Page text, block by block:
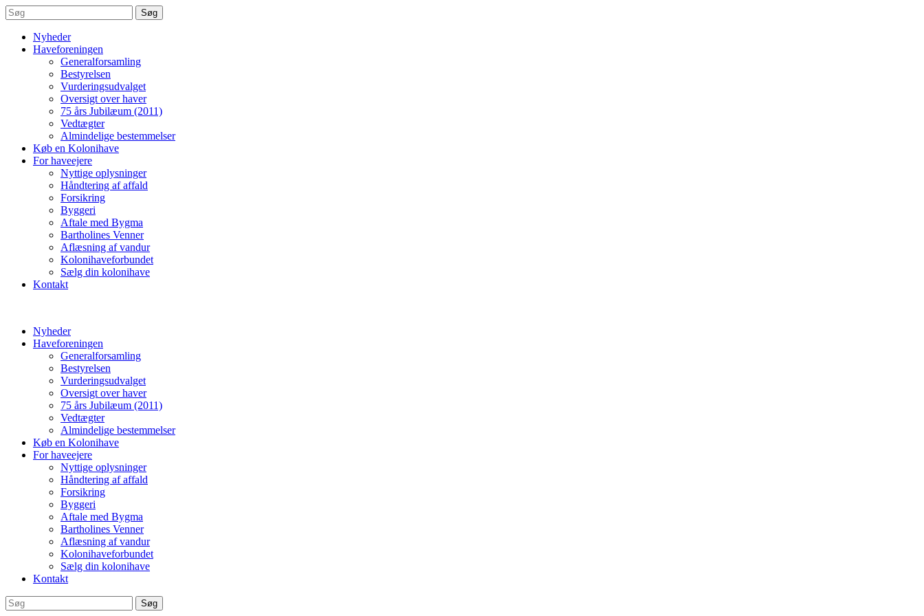
Søg
Nyheder
Haveforeningen
Generalforsamling
Bestyrelsen
Vurderingsudvalget
Oversigt over haver
75 års Jubilæum (2011)
Vedtægter
Almindelige bestemmelser
Køb en Kolonihave
For haveejere
Nyttige oplysninger
Håndtering af affald
Forsikring
Byggeri
Aftale med Bygma
Bartholines Venner
Aflæsning af vandur
Kolonihaveforbundet
Sælg din kolonihave
Kontakt
Nyheder
Haveforeningen
Generalforsamling
Bestyrelsen
Vurderingsudvalget
Oversigt over haver
75 års Jubilæum (2011)
Vedtægter
Almindelige bestemmelser
Køb en Kolonihave
For haveejere
Nyttige oplysninger
Håndtering af affald
Forsikring
Byggeri
Aftale med Bygma
Bartholines Venner
Aflæsning af vandur
Kolonihaveforbundet
Sælg din kolonihave
Kontakt
Søg